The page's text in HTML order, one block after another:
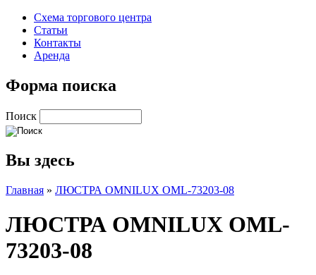
Схема торгового центра
Статьи
Контакты
Аренда
Форма поиска
Поиск
Вы здесь
Главная » ЛЮСТРА OMNILUX OML-73203-08
ЛЮСТРА OMNILUX OML-
73203-08